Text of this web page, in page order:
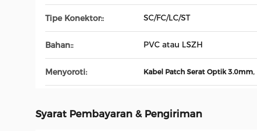
Tipe Konektor:: SC/FC/LC/ST
Bahan:: PVC atau LSZH
Menyoroti: Kabel Patch Serat Optik 3.0mm,
Syarat Pembayaran & Pengiriman